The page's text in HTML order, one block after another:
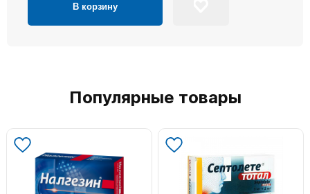
В корзину
Популярные товары